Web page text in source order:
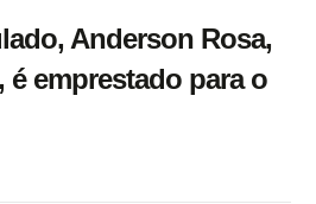
Anderson Rosa,
é emprestado para o